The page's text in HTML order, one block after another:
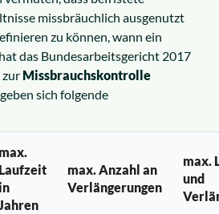
missbräuchlich ausgenutzt
zu können, wann ein
das Bundesarbeitsgericht 2017
zur Missbrauchskontrolle
sich folgende
max.
Laufzeit
max. Anzahl an
Verlängerungen
max.
und